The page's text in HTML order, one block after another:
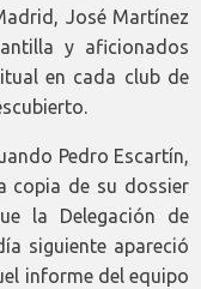
José Martínez
y aficionados
en cada club de
Pedro Escartín,
copia de su dossier
la Delegación de
siguiente apareció
informe del equipo